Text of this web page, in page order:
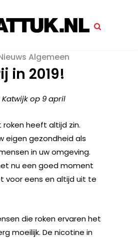
Algemeen
in 2019!
op 9 april
heeft altijd zin.
eigen gezondheid als
in uw omgeving.
nu een goed moment
voor eens en altijd uit te
die roken ervaren het
moeilijk. De nicotine in